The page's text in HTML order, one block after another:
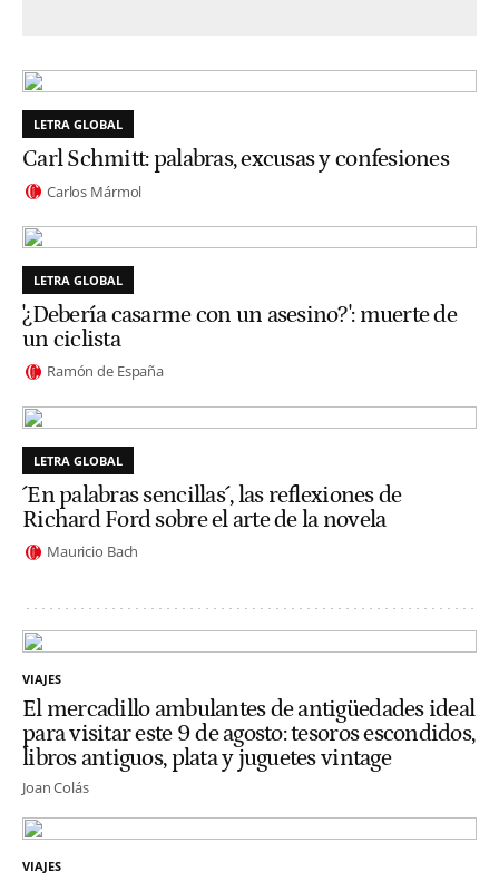
LETRA GLOBAL
Carl Schmitt: palabras, excusas y confesiones
Carlos Mármol
LETRA GLOBAL
'¿Debería casarme con un asesino?': muerte de
un ciclista
Ramón de España
LETRA GLOBAL
´En palabras sencillas´, las reflexiones de
Richard Ford sobre el arte de la novela
Mauricio Bach
VIAJES
El mercadillo ambulantes de antigüedades ideal
para visitar este 9 de agosto: tesoros escondidos,
libros antiguos, plata y juguetes vintage
Joan Colás
VIAJES